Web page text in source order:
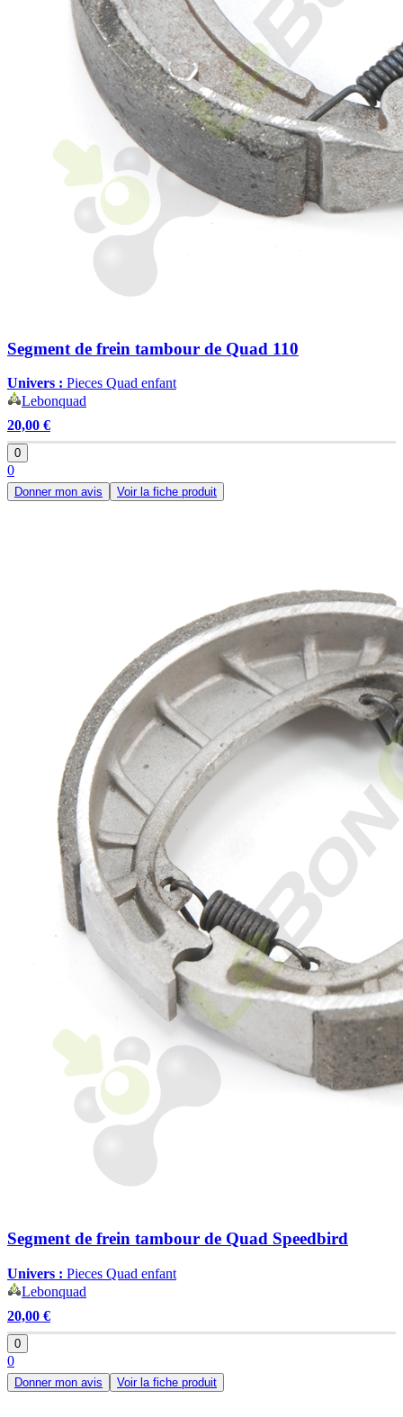
Segment de frein tambour de Quad 110
Univers : Pieces Quad enfant
Lebonquad
20,00 €
0
0
Donner mon avis Voir la fiche produit
Segment de frein tambour de Quad Speedbird
Univers : Pieces Quad enfant
Lebonquad
20,00 €
0
0
Donner mon avis Voir la fiche produit